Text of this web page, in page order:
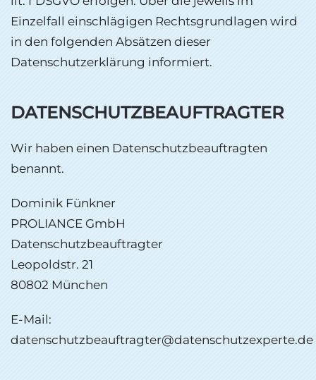
Einzelfall einschlägigen Rechtsgrundlagen wird
in den folgenden Absätzen dieser
Datenschutzerklärung informiert.
DATENSCHUTZ­BEAUFTRAGTER
Wir haben einen Datenschutzbeauftragten
benannt.
Dominik Fünkner
PROLIANCE GmbH
Datenschutzbeauftragter
Leopoldstr. 21
80802 München
E-Mail:
datenschutzbeauftragter@datenschutzexperte.de